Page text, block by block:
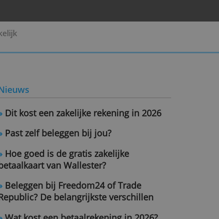
»Dit kost een zakelijke rekening
»Past zelf beleggen bij jou?
betaalkaart van Wallester?
»
Beleggen bij Freedom24 of